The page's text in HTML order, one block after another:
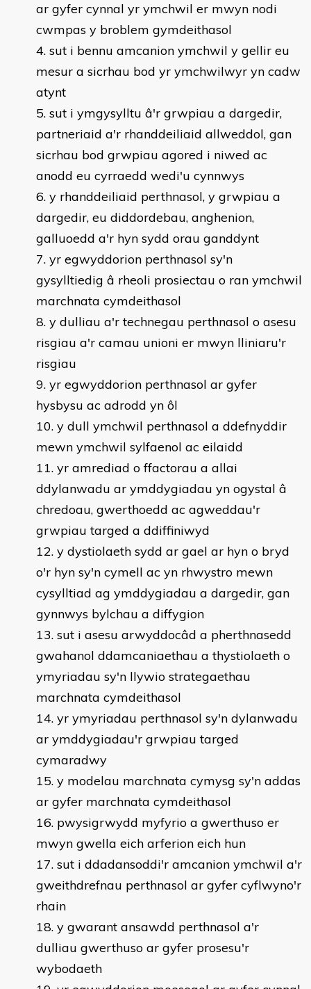
ar gyfer cynnal yr ymchwil er mwyn nodi
cwmpas y broblem gymdeithasol
sut i bennu amcanion ymchwil y gellir eu
mesur a sicrhau bod yr ymchwilwyr yn cadw
atynt
sut i ymgysylltu â'r grwpiau a dargedir,
partneriaid a'r rhanddeiliaid allweddol, gan
sicrhau bod grwpiau agored i niwed ac
anodd eu cyrraedd wedi'u cynnwys
y rhanddeiliaid perthnasol, y grwpiau a
dargedir, eu diddordebau, anghenion,
galluoedd a'r hyn sydd orau ganddynt
yr egwyddorion perthnasol sy'n
gysylltiedig â rheoli prosiectau o ran ymchwil
marchnata cymdeithasol
y dulliau a'r technegau perthnasol o asesu
risgiau a'r camau unioni er mwyn lliniaru'r
risgiau
yr egwyddorion perthnasol ar gyfer
hysbysu ac adrodd yn ôl
y dull ymchwil perthnasol a ddefnyddir
mewn ymchwil sylfaenol ac eilaidd
yr amrediad o ffactorau a allai
ddylanwadu ar ymddygiadau yn ogystal â
chredoau, gwerthoedd ac agweddau'r
grwpiau targed a ddiffiniwyd
y dystiolaeth sydd ar gael ar hyn o bryd
o'r hyn sy'n cymell ac yn rhwystro mewn
cysylltiad ag ymddygiadau a dargedir, gan
gynnwys bylchau a diffygion
sut i asesu arwyddocâd a pherthnasedd
gwahanol ddamcaniaethau a thystiolaeth o
ymyriadau sy'n llywio strategaethau
marchnata cymdeithasol
yr ymyriadau perthnasol sy'n dylanwadu
ar ymddygiadau'r grwpiau targed
cymaradwy
y modelau marchnata cymysg sy'n addas
ar gyfer marchnata cymdeithasol
pwysigrwydd myfyrio a gwerthuso er
mwyn gwella eich arferion eich hun
sut i ddadansoddi'r amcanion ymchwil a'r
gweithdrefnau perthnasol ar gyfer cyflwyno'r
rhain
y gwarant ansawdd perthnasol a'r
dulliau gwerthuso ar gyfer prosesu'r
wybodaeth